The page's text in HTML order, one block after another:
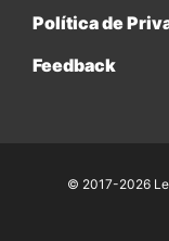
Política de
Feedback
© 2017-2026